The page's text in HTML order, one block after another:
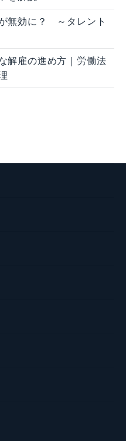
無効に？ ～タレント
解雇の進め方｜労働法